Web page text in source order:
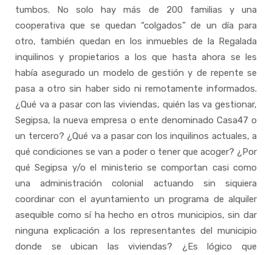
tumbos. No solo hay más de 200 familias y una
cooperativa que se quedan “colgados” de un día para
otro, también quedan en los inmuebles de la Regalada
inquilinos y propietarios a los que hasta ahora se les
había asegurado un modelo de gestión y de repente se
pasa a otro sin haber sido ni remotamente informados.
¿Qué va a pasar con las viviendas, quién las va gestionar,
Segipsa, la nueva empresa o ente denominado Casa47 o
un tercero? ¿Qué va a pasar con los inquilinos actuales, a
qué condiciones se van a poder o tener que acoger? ¿Por
qué Segipsa y/o el ministerio se comportan casi como
una administración colonial actuando sin siquiera
coordinar con el ayuntamiento un programa de alquiler
asequible como sí ha hecho en otros municipios, sin dar
ninguna explicación a los representantes del municipio
donde se ubican las viviendas? ¿Es lógico que